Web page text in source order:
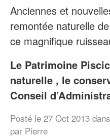
Anciennes et
remontée naturelle
ce magnifique
Le Patrimoine
naturelle , le
Conseil
Posté le 27 Oct 2013 dans
par Pierre